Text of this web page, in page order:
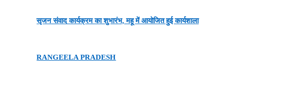
सृजन संवाद कार्यक्रम का शुभारंभ, महू में आयोजित हुई कार्यशाला
RANGEELA PRADESH